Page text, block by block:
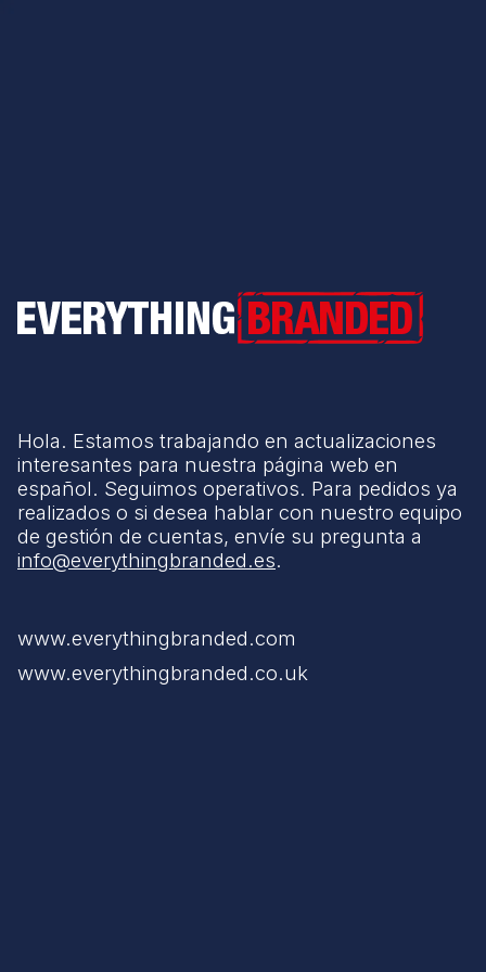
Everything Branded
Hola. Estamos trabajando en actualizaciones
interesantes para nuestra página web en
español. Seguimos operativos. Para pedidos ya
realizados o si desea hablar con nuestro equipo
de gestión de cuentas, envíe su pregunta a
info@everythingbranded.es.
www.everythingbranded.com
www.everythingbranded.co.uk